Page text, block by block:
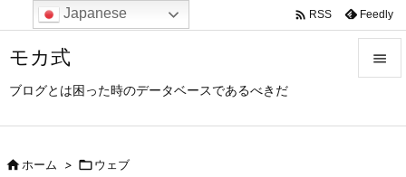
モカ式
ブログとは困った時のデータベースであるべきだ

 RSS Feedly
ホーム > ウェブ
Japanese